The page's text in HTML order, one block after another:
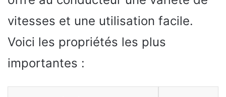
vitesses et une utilisation facile.
Voici les propriétés les plus
importantes :